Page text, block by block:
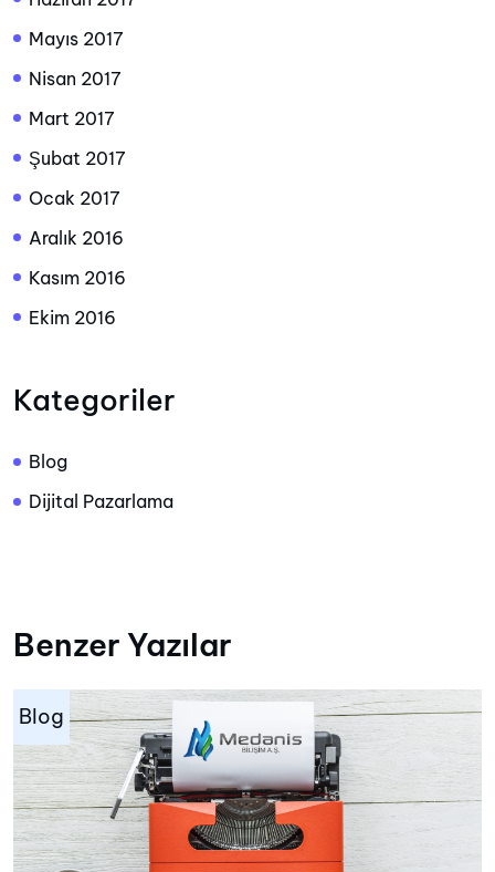
Mayıs 2017
Nisan 2017
Mart 2017
Şubat 2017
Ocak 2017
Aralık 2016
Kasım 2016
Ekim 2016
Kategoriler
Blog
Dijital Pazarlama
Benzer Yazılar
Blog